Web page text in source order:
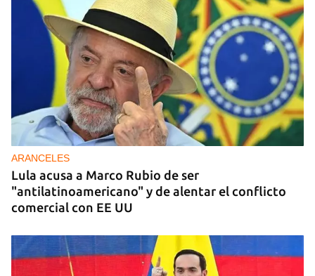
ARANCELES
Lula acusa a Marco Rubio de ser
"antilatinoamericano" y de alentar el conflicto
comercial con EE UU